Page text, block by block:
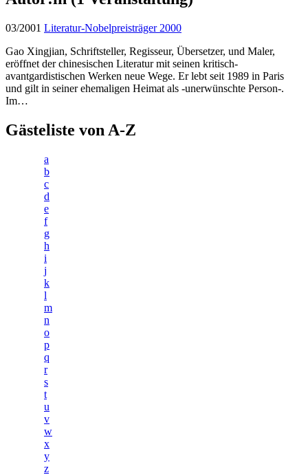
03/2001 Literatur-Nobelpreisträger 2000
Gao Xingjian, Schriftsteller, Regisseur, Übersetzer, und Maler,
eröffnet der chinesischen Literatur mit seinen kritisch-
avantgardistischen Werken neue Wege. Er lebt seit 1989 in Paris
und gilt in seiner ehemaligen Heimat als -unerwünschte Person-.
Im…
Gästeliste von A-Z
a
b
c
d
e
f
g
h
i
j
k
l
m
n
o
p
q
r
s
t
u
v
w
x
y
z